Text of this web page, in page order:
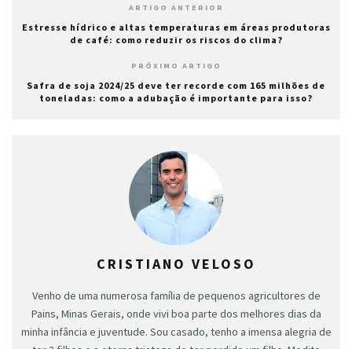
ARTIGO ANTERIOR
Estresse hídrico e altas temperaturas em áreas produtoras
de café: como reduzir os riscos do clima?
PRÓXIMO ARTIGO
Safra de soja 2024/25 deve ter recorde com 165 milhões de
toneladas: como a adubação é importante para isso?
CRISTIANO VELOSO
Venho de uma numerosa família de pequenos agricultores de
Pains, Minas Gerais, onde vivi boa parte dos melhores dias da
minha infância e juventude. Sou casado, tenho a imensa alegria de